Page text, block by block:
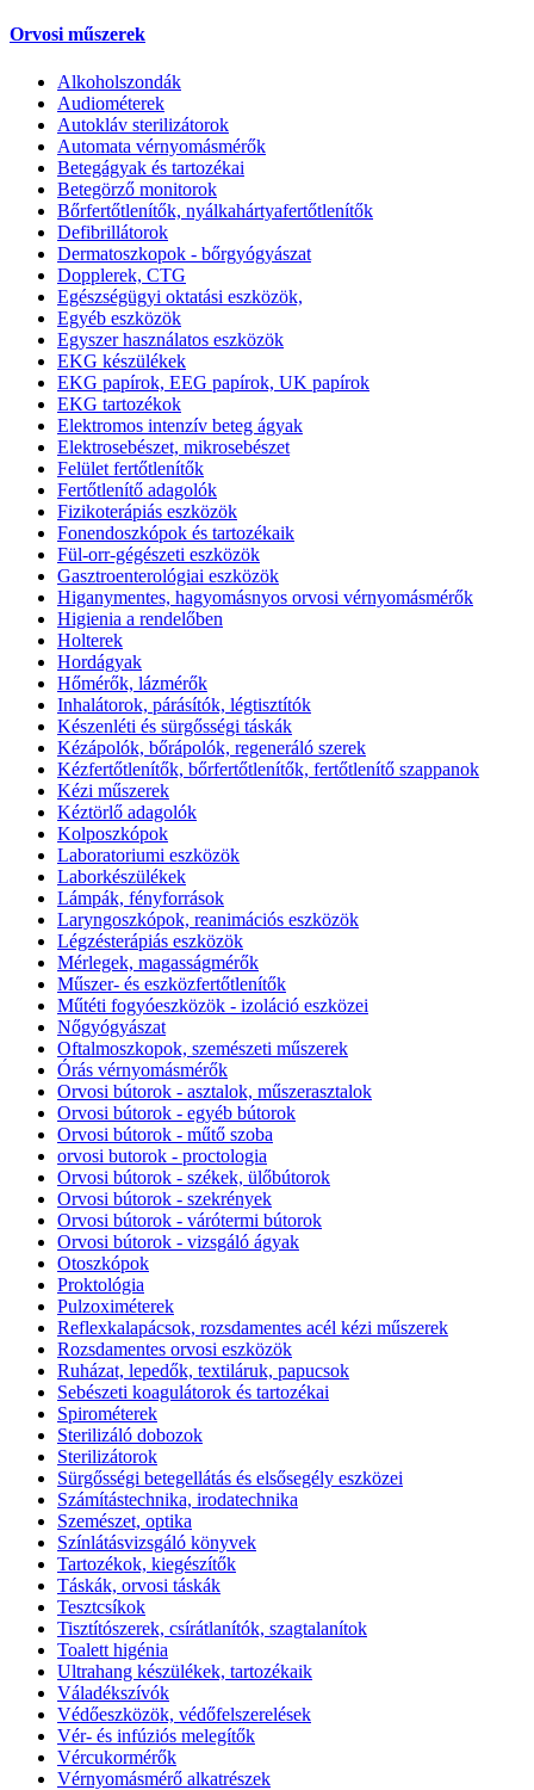
Orvosi műszerek
Alkoholszondák
Audiométerek
Autokláv sterilizátorok
Automata vérnyomásmérők
Betegágyak és tartozékai
Betegörző monitorok
Bőrfertőtlenítők, nyálkahártyafertőtlenítők
Defibrillátorok
Dermatoszkopok - bőrgyógyászat
Dopplerek, CTG
Egészségügyi oktatási eszközök,
Egyéb eszközök
Egyszer használatos eszközök
EKG készülékek
EKG papírok, EEG papírok, UK papírok
EKG tartozékok
Elektromos intenzív beteg ágyak
Elektrosebészet, mikrosebészet
Felület fertőtlenítők
Fertőtlenítő adagolók
Fizikoterápiás eszközök
Fonendoszkópok és tartozékaik
Fül-orr-gégészeti eszközök
Gasztroenterológiai eszközök
Higanymentes, hagyomásnyos orvosi vérnyomásmérők
Higienia a rendelőben
Holterek
Hordágyak
Hőmérők, lázmérők
Inhalátorok, párásítók, légtisztítók
Készenléti és sürgősségi táskák
Kézápolók, bőrápolók, regeneráló szerek
Kézfertőtlenítők, bőrfertőtlenítők, fertőtlenítő szappanok
Kézi műszerek
Kéztörlő adagolók
Kolposzkópok
Laboratoriumi eszközök
Laborkészülékek
Lámpák, fényforrások
Laryngoszkópok, reanimációs eszközök
Légzésterápiás eszközök
Mérlegek, magasságmérők
Műszer- és eszközfertőtlenítők
Műtéti fogyóeszközök - izoláció eszközei
Nőgyógyászat
Oftalmoszkopok, szemészeti műszerek
Órás vérnyomásmérők
Orvosi bútorok - asztalok, műszerasztalok
Orvosi bútorok - egyéb bútorok
Orvosi bútorok - műtő szoba
orvosi butorok - proctologia
Orvosi bútorok - székek, ülőbútorok
Orvosi bútorok - szekrények
Orvosi bútorok - várótermi bútorok
Orvosi bútorok - vizsgáló ágyak
Otoszkópok
Proktológia
Pulzoximéterek
Reflexkalapácsok, rozsdamentes acél kézi műszerek
Rozsdamentes orvosi eszközök
Ruházat, lepedők, textiláruk, papucsok
Sebészeti koagulátorok és tartozékai
Spirométerek
Sterilizáló dobozok
Sterilizátorok
Sürgősségi betegellátás és elsősegély eszközei
Számítástechnika, irodatechnika
Szemészet, optika
Színlátásvizsgáló könyvek
Tartozékok, kiegészítők
Táskák, orvosi táskák
Tesztcsíkok
Tisztítószerek, csírátlanítók, szagtalanítok
Toalett higénia
Ultrahang készülékek, tartozékaik
Váladékszívók
Védőeszközök, védőfelszerelések
Vér- és infúziós melegítők
Vércukormérők
Vérnyomásmérő alkatrészek